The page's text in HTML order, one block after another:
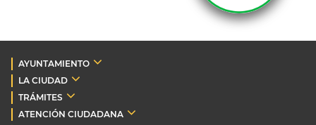
AYUNTAMIENTO
LA CIUDAD
TRÁMITES
ATENCIÓN CIUDADANA